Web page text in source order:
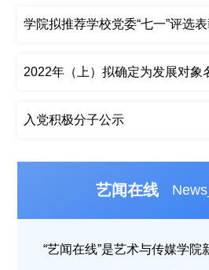
学院拟推荐学校党委“七一”评选
2022年（上）拟确定为发展对象
入党积极分子公示
艺闻在线
“艺闻在线”是艺术与传媒学院